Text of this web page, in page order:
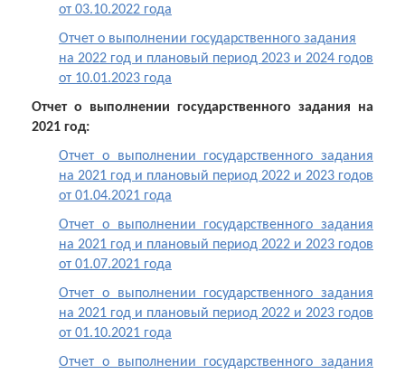
от 03.10.2022 года
Отчет о выполнении государственного задания
на 2022 год и плановый период 2023 и 2024 годов
от 10.01.2023 года
Отчет о выполнении государственного задания на
2021 год:
Отчет о выполнении государственного задания
на 2021 год и плановый период 2022 и 2023 годов
от 01.04.2021 года
Отчет о выполнении государственного задания
на 2021 год и плановый период 2022 и 2023 годов
от 01.07.2021 года
Отчет о выполнении государственного задания
на 2021 год и плановый период 2022 и 2023 годов
от 01.10.2021 года
Отчет о выполнении государственного задания